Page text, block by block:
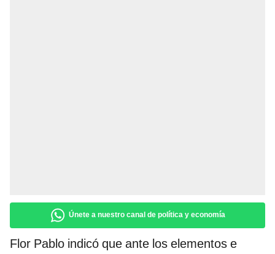
Únete a nuestro canal de política y economía
Flor Pablo indicó que ante los elementos e